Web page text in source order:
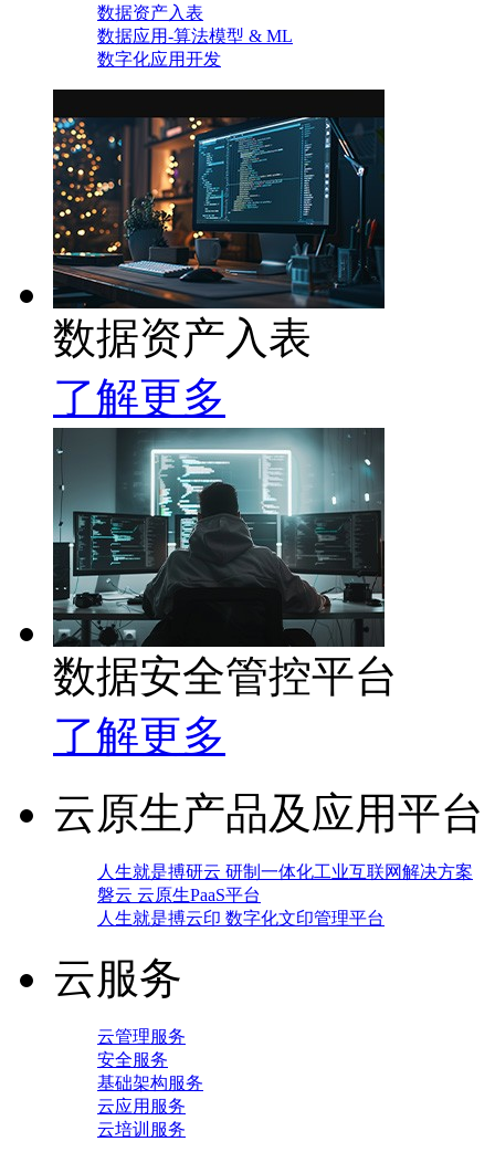
数据资产入表
数据应用-算法模型 & ML
数字化应用开发
数据资产入表
了解更多
数据安全管控平台
了解更多
云原生产品及应用平台
人生就是搏研云 研制一体化工业互联网解决方案
磐云 云原生PaaS平台
人生就是搏云印 数字化文印管理平台
云服务
云管理服务
安全服务
基础架构服务
云应用服务
云培训服务